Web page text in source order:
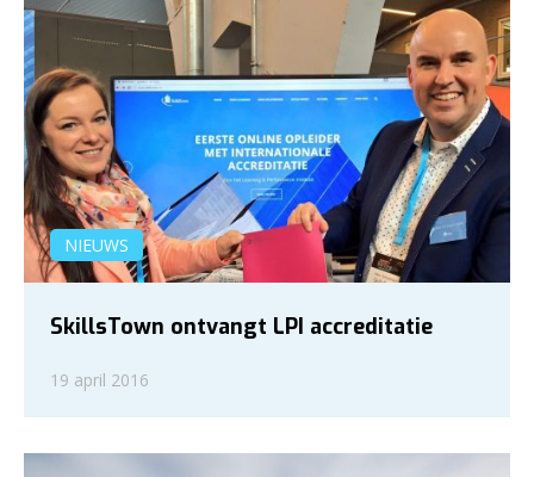
NIEUWS
SkillsTown ontvangt LPI accreditatie
19 april 2016